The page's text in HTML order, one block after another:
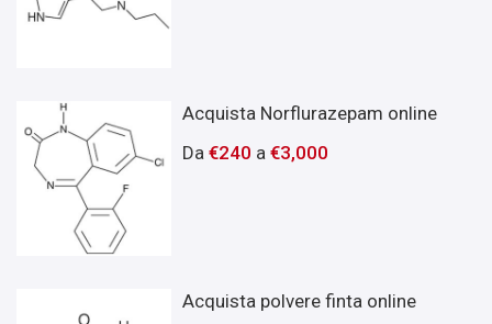
Acquista Norflurazepam online
Da€240 a€3,000
Acquista polvere finta online